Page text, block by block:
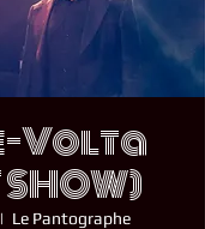
Volta
SHOW)
Le Pantographe